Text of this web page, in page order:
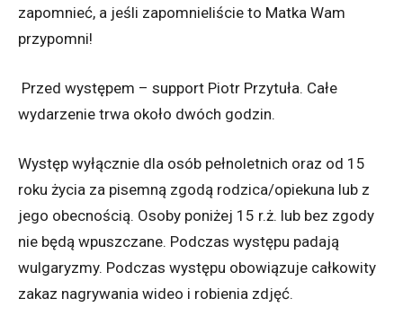
zapomnieć, a jeśli zapomnieliście to Matka Wam
przypomni!
Przed występem – support Piotr Przytuła. Całe
wydarzenie trwa około dwóch godzin.
Występ wyłącznie dla osób pełnoletnich oraz od 15
roku życia za pisemną zgodą rodzica/opiekuna lub z
jego obecnością. Osoby poniżej 15 r.ż. lub bez zgody
nie będą wpuszczane. Podczas występu padają
wulgaryzmy. Podczas występu obowiązuje całkowity
zakaz nagrywania wideo i robienia zdjęć.